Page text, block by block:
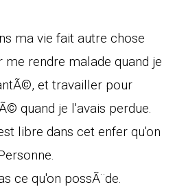
ma vie fait autre chose
rendre malade quand je
et travailler pour
quand je l'avais perdue.
libre dans cet enfer qu'on
ce qu'on possÃ¨de.